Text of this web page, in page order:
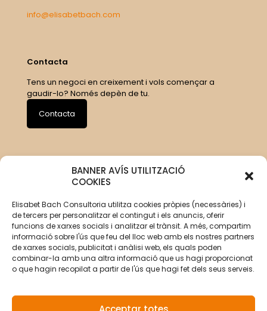
BANNER AVÍS UTILITZACIÓ
COOKIES
Elisabet Bach Consultoria utilitza cookies pròpies (necessàries) i
de tercers per personalitzar el contingut i els anuncis, oferir
funcions de xarxes socials i analitzar el trànsit. A més, compartim
informació sobre l'ús que feu del lloc web amb els nostres partners
de xarxes socials, publicitat i anàlisi web, els quals poden
combinar-la amb una altra informació que us hagi proporcionat
o que hagin recopilat a partir de l'ús que hagi fet dels seus serveis.
info@elisabetbach.com
Contacta
Tens un negoci en creixement i vols començar a
gaudir-lo? Només depèn de tu.
Contacta